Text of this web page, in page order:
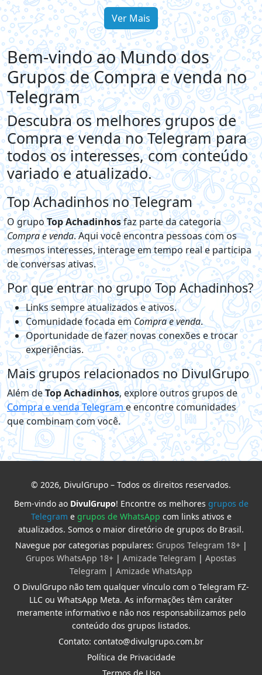
Ver Mais
Bem-vindo ao Mundo dos
Grupos de Compra e venda no
Telegram
Descubra os melhores grupos de
Compra e venda no Telegram para
todos os interesses, com conteúdo
variado e atualizado.
Top Achadinhos no Telegram
O grupoTop Achadinhosfaz parte da categoria
Compra e venda. Aqui você encontra pessoas com os
mesmos interesses, interage em tempo real e participa
de conversas ativas.
Por que entrar no grupo Top Achadinhos?
Links sempre atualizados e ativos.
Comunidade focada emCompra e venda.
Oportunidade de fazer novas conexões e trocar
experiências.
Mais grupos relacionados no DivulGrupo
Além deTop Achadinhos, explore outros grupos de
Compra e venda Telegrame encontre comunidades
que combinam com você.
© 2026, DivulGrupo – Todos os direitos reservados.
Bem-vindo ao DivulGrupo! Encontre os melhores grupos de
Telegram e grupos de WhatsApp com links ativos e
atualizados. Somos o maior diretório de grupos do Brasil.
Navegue por categorias populares: Grupos Telegram 18+|
Grupos WhatsApp 18+ | Amizade Telegram | Apostas
Telegram | Amizade WhatsApp
O DivulGrupo não tem qualquer vínculo com o Telegram FZ-
LLC ou WhatsApp Meta. As informações têm caráter
meramente informativo e não nos responsabilizamos pelo
conteúdo dos grupos listados.
Contato: contato@divulgrupo.com.br
Política de Privacidade